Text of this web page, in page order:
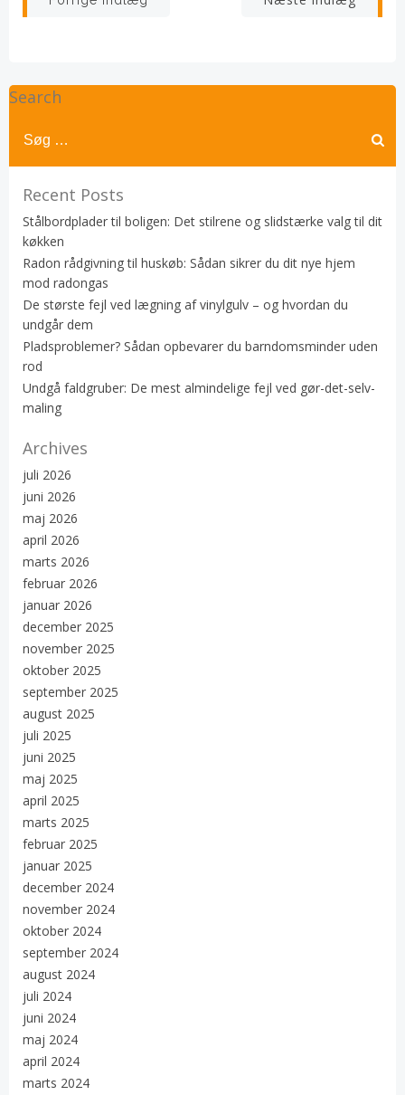
Search
Recent Posts
Stålbordplader til boligen: Det stilrene og slidstærke valg til dit
køkken
Radon rådgivning til huskøb: Sådan sikrer du dit nye hjem
mod radongas
De største fejl ved lægning af vinylgulv – og hvordan du
undgår dem
Pladsproblemer? Sådan opbevarer du barndomsminder uden
rod
Undgå faldgruber: De mest almindelige fejl ved gør-det-selv-
maling
Archives
juli 2026
juni 2026
maj 2026
april 2026
marts 2026
februar 2026
januar 2026
december 2025
november 2025
oktober 2025
september 2025
august 2025
juli 2025
juni 2025
maj 2025
april 2025
marts 2025
februar 2025
januar 2025
december 2024
november 2024
oktober 2024
september 2024
august 2024
juli 2024
juni 2024
maj 2024
april 2024
marts 2024